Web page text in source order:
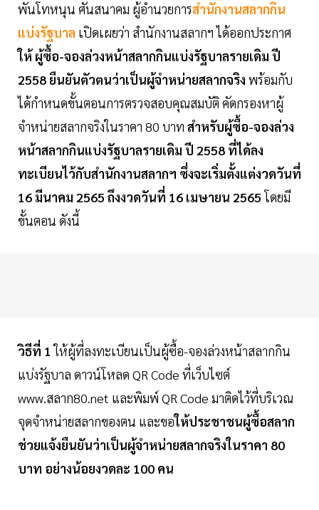
พันโทหนุน ศันสนาคม ผู้อำนวยการสำนักงานสลากกิน
แบ่งรัฐบาล เปิดเผยว่า สำนักงานสลากฯ ได้ออกประกาศ
ให้ ผู้ซื้อ-จองล่วงหน้าสลากกินแบ่งรัฐบาลรายเดิม ปี
2558 ยืนยันตัวตนว่าเป็นผู้จำหน่ายสลากจริง พร้อมกับ
ได้กำหนดขั้นตอนการตรวจสอบคุณสมบัติ คัดกรองหาผู้
จำหน่ายสลากจริงในราคา 80 บาท สำหรับผู้ซื้อ-จองล่วง
หน้าสลากกินแบ่งรัฐบาลรายเดิม ปี 2558 ที่ได้ลง
ทะเบียนไว้กับสำนักงานสลากฯ ซึ่งจะเริ่มตั้งแต่งวดวันที่
16 มีนาคม 2565 ถึงงวดวันที่ 16 เมษายน 2565โดยมี
ขั้นตอน ดังนี้
วิธีที่ 1ให้ผู้ที่ลงทะเบียนเป็นผู้ซื้อ-จองล่วงหน้าสลากกิน
แบ่งรัฐบาล ดาวน์โหลด QR Code ที่เว็บไซต์
www.สลาก80.net และพิมพ์ QR Code มาติดไว้ที่บริเวณ
จุดจำหน่ายสลากของตน และขอให้ประชาชนผู้ซื้อสลาก
ช่วยแจ้งยืนยันว่าเป็นผู้จำหน่ายสลากจริงในราคา 80
บาท อย่างน้อยงวดละ 100 คน